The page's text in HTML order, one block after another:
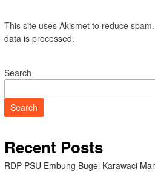
This site uses Akismet to reduce spam.
data is processed.
Search
Search
Recent Posts
RDP PSU Embung Bugel Karawaci